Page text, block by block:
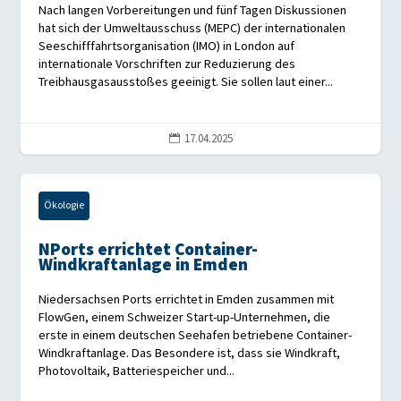
Nach langen Vorbereitungen und fünf Tagen Diskussionen
hat sich der Umweltausschuss (MEPC) der internationalen
Seeschifffahrtsorganisation (IMO) in London auf
internationale Vorschriften zur Reduzierung des
Treibhausgasausstoßes geeinigt. Sie sollen laut einer...
 17.04.2025
Ökologie
NPorts errichtet Container-
Windkraftanlage in Emden
Niedersachsen Ports errichtet in Emden zusammen mit
FlowGen, einem Schweizer Start-up-Unternehmen, die
erste in einem deutschen Seehafen betriebene Container-
Windkraftanlage. Das Besondere ist, dass sie Windkraft,
Photovoltaik, Batteriespeicher und...